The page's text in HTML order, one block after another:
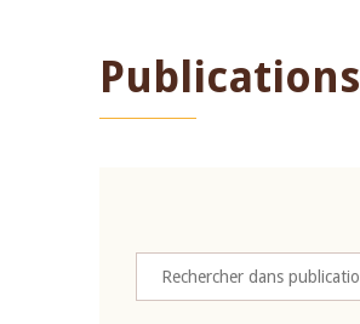
Publications